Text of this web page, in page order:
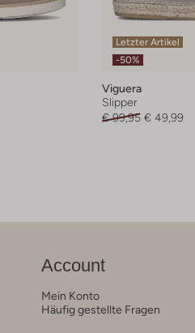
Letzter Artikel
-50%
Viguera
Slipper
€ 99,95 € 49,99
Account
Mein Konto
Häufig gestellte Fragen